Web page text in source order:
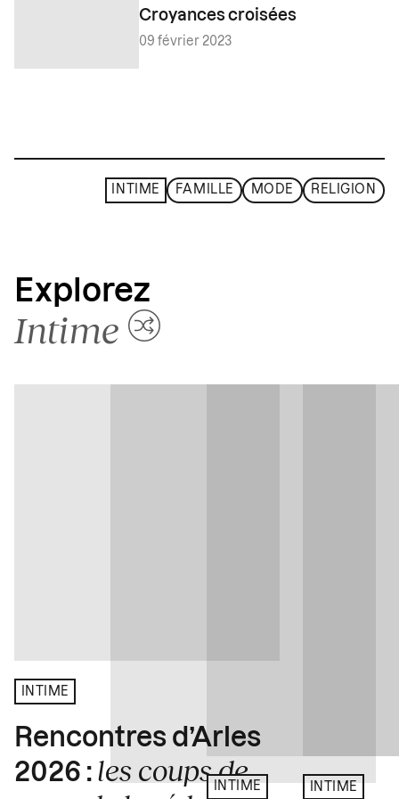
Croyances croisées
09 février 2023
INTIME FAMILLE MODE RELIGION
Explorez
Intime
INTIME
Rencontres d’Arles
2026 : les coups de
INTIME INTIME